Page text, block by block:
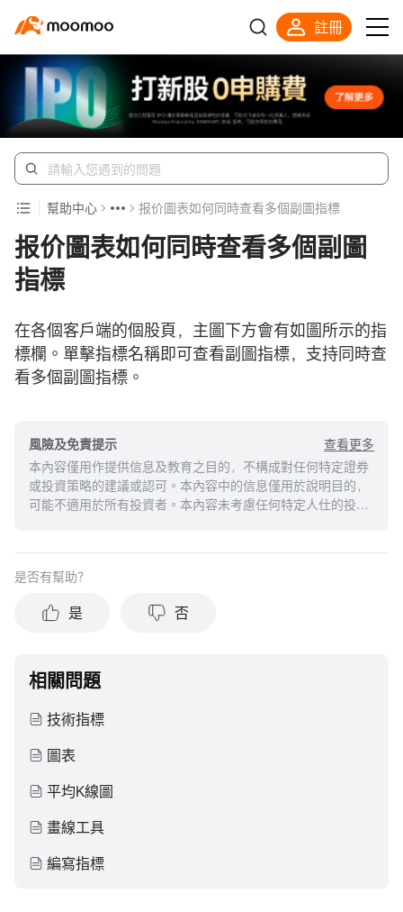
註冊
幫助中心 报价圖表如何同時查看多個副圖指標
报价圖表如何同時查看多個副圖
指標
在各個客戶端的個股頁，主圖下方會有如圖所示的指
標欄。單擊指標名稱即可查看副圖指標，支持同時查
看多個副圖指標。
風險及免責提示
查看更多
本內容僅用作提供信息及教育之目的，不構成對任何特定證券
或投資策略的建議或認可。本內容中的信息僅用於說明目的，
可能不適用於所有投資者。本內容未考慮任何特定人仕的投資
結果。投資涉及風險和損失本金的可能性。moomoo對上述內
任何陳述或保證。
是否有幫助？
是 否
相關問題
技術指標
圖表
平均K線圖
畫線工具
編寫指標